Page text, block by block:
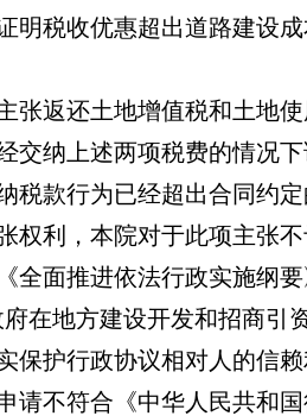
明税收优惠超出道路建设
张返还土地增值税和土地
交纳上述两项税费的情况
税款行为已经超出合同约
权利，本院对于此项主张不
全面推进依法行政实施纲
在地方建设开发和招商引
保护行政协议相对人的信赖
请不符合《中华人民共和